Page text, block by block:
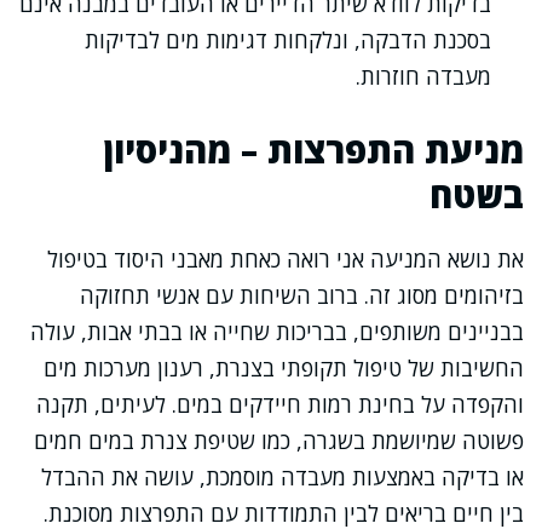
בסכנת הדבקה, ונלקחות דגימות מים לבדיקות
מעבדה חוזרות.
מניעת התפרצות – מהניסיון
בשטח
את נושא המניעה אני רואה כאחת מאבני היסוד בטיפול
בזיהומים מסוג זה. ברוב השיחות עם אנשי תחזוקה
בבניינים משותפים, בבריכות שחייה או בבתי אבות, עולה
החשיבות של טיפול תקופתי בצנרת, רענון מערכות מים
והקפדה על בחינת רמות חיידקים במים. לעיתים, תקנה
פשוטה שמיושמת בשגרה, כמו שטיפת צנרת במים חמים
או בדיקה באמצעות מעבדה מוסמכת, עושה את ההבדל
בין חיים בריאים לבין התמודדות עם התפרצות מסוכנת.